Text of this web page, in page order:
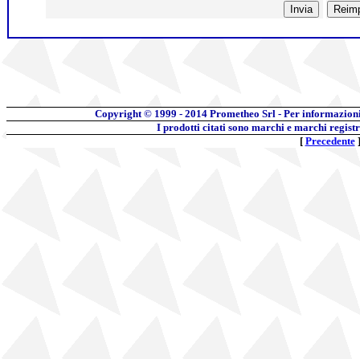
Copyright © 1999 - 2014 Prometheo Srl - Per
I prodotti citati sono marchi e marchi
[ Precedente]